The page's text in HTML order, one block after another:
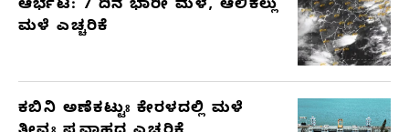
ಆರ್ಭಟ: 7 ದಿನ ಭಾರೀ ಮಳೆ, ಆಲಿಕಲ್ಲು
ಮಳೆ ಎಚ್ಚರಿಕೆ
ಕಬಿನಿ ಅಣೆಕಟ್ಟುಃ ಕೇರಳದಲ್ಲಿ ಮಳೆ